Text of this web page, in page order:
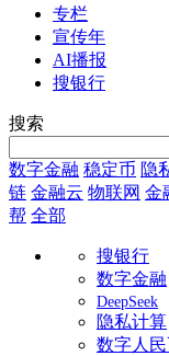
专栏
宣传年
AI播报
搜银行
搜索
数字金融 稳定币 隐
链 金融云 物联网 金
帮 全部
搜银行
数字金融
DeepSeek
隐私计算
数字人民